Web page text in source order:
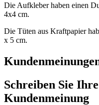
Die Aufkleber haben einen
4x4 cm.
Die Tüten aus Kraftpapier
x 5 cm.
Schreiben Sie
Kundenmeinung